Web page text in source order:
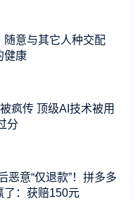
随意与其它人种交配
健康
疯传 顶级AI技术被用
分
恶意“仅退款”！拼多多
了：获赔150元